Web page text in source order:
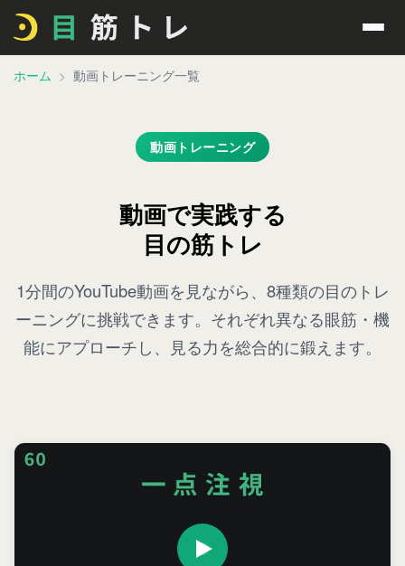
ホーム 動画トレーニング一覧
動画トレーニング
動画で実践する
目の筋トレ
1分間のYouTube動画を見ながら、8種類の目のトレ
ーニングに挑戦できます。それぞれ異なる眼筋・機
能にアプローチし、見る力を総合的に鍛えます。